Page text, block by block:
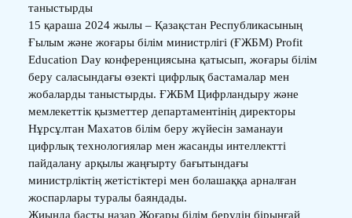
таныстырды
15 қараша 2024 жылы – Қазақстан Республикасының
Ғылым және жоғары білім министрлігі (ҒЖБМ) Profit
Education Day конференциясына қатысып, жоғары білім
беру саласындағы өзекті цифрлық бастамалар мен
жобаларды таныстырды. ҒЖБМ Цифрландыру және
мемлекеттік қызметтер департаментінің директоры
Нұрсұлтан Махатов білім беру жүйесін заманауи
цифрлық технологиялар мен жасанды интеллектті
пайдалану арқылы жаңғырту бағытындағы
министрліктің жетістіктері мен болашаққа арналған
жоспарлары туралы баяндады.
Жиында басты назар Жоғары білім берудің бірыңғай